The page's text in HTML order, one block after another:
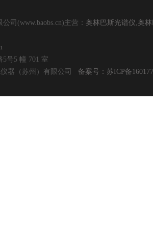
司(www.baobs.cn)主营： 奥林巴斯光谱仪,奥
号5 幢 701 室
器（苏州）有限公司 备案号：苏ICP备